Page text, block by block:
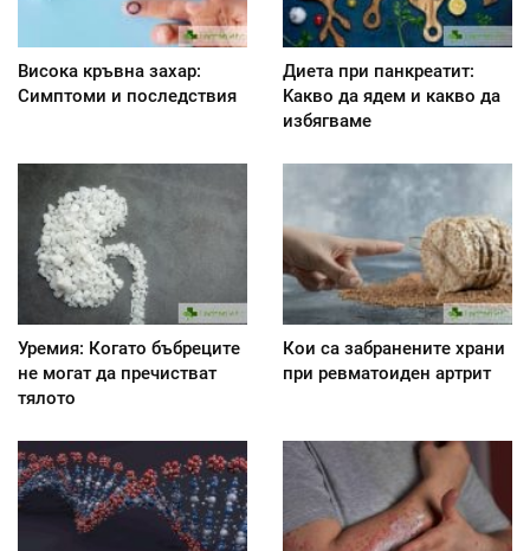
Висока кръвна захар:
Симптоми и последствия
Диета при панкреатит:
Kакво да ядем и какво да
избягваме
Уремия: Когато бъбреците
не могат да пречистват
тялото
Кои са забранените храни
при ревматоиден артрит